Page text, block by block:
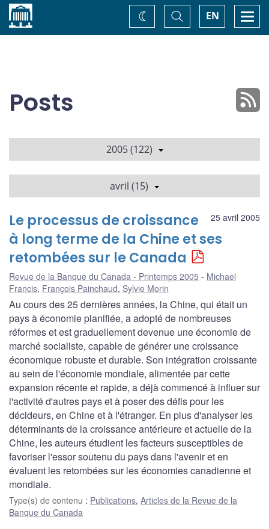
Accueil EN
Basculer
la
recherche
Changez
de
Posts
2005 (122)
avril (15)
25 avril 2005
Le processus de croissance
à long terme de la Chine et ses
retombées sur le Canada
Revue de la Banque du Canada - Printemps 2005
Michael
Francis, François Painchaud, Sylvie Morin
Au cours des 25 dernières années, la Chine, qui était un
pays à économie planifiée, a adopté de nombreuses
réformes et est graduellement devenue une économie de
marché socialiste, capable de générer une croissance
économique robuste et durable. Son intégration croissante
au sein de l'économie mondiale, alimentée par cette
expansion récente et rapide, a déjà commencé à influer sur
l'activité d'autres pays et à poser des défis pour les
décideurs, en Chine et à l'étranger. En plus d'analyser les
déterminants de la croissance antérieure et actuelle de la
Chine, les auteurs étudient les facteurs susceptibles de
favoriser l'essor soutenu du pays dans l'avenir et en
évaluent les retombées sur les économies canadienne et
mondiale.
Type(s) de contenu : Publications, Articles de la Revue de la
Banque du Canada